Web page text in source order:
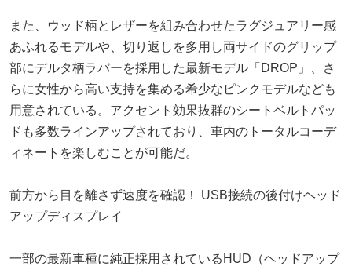
また、ウッド柄とレザーを組み合わせたラグジュアリー感
あふれるモデルや、切り返しを多用し両サイドのグリップ
部にデルタ柄ラバーを採用した最新モデル「DROP」、さ
らに女性から高い支持を集める希少なピンクモデルなども
用意されている。アクセント効果抜群のシートベルトパッ
ドも多数ラインアップされており、車内のトータルコーデ
ィネートを楽しむことが可能だ。
前方から目を離さず速度を確認！ USB接続の後付けヘッド
アップディスプレイ
一部の最新車種に純正採用されているHUD（ヘッドアップ